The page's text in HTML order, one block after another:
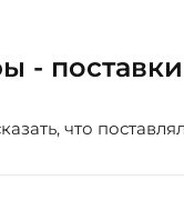
- поставки
что